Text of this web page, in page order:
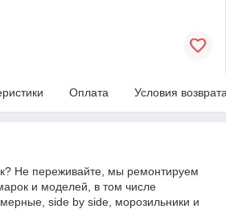
Оплата Условия
Не переживайте, мы ремонтируем
и моделей, в том числе
side by side, морозильники и